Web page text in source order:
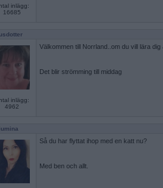
inlägg:
16685
inlägg:
4962
Välkommen till Norrland..om du vill lära
Det blir strömming till middag
Så du har flyttat ihop med en katt nu?
Med ben och allt.